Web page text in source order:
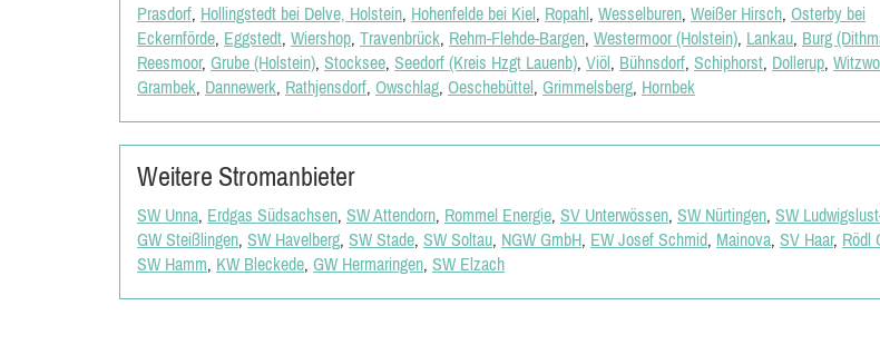
Prasdorf, Hollingstedt bei Delve, Holstein, Hohenfelde bei Kiel, Ropahl, Wesselburen, Weißer Hirsch, Osterby bei
Eckernförde, Eggstedt, Wiershop, Travenbrück, Rehm-Flehde-Bargen, Westermoor (Holstein), Lankau, Burg
Reesmoor, Grube (Holstein), Stocksee, Seedorf (Kreis Hzgt Lauenb), Viöl, Bühnsdorf, Schiphorst, Dollerup,
Grambek, Dannewerk, Rathjensdorf, Owschlag, Oeschebüttel, Grimmelsberg, Hornbek
Weitere Stromanbieter
SW Unna, Erdgas Südsachsen, SW Attendorn, Rommel Energie, SV Unterwössen, SW Nürtingen, SW
GW Steißlingen, SW Havelberg, SW Stade, SW Soltau, NGW GmbH, EW Josef Schmid, Mainova, SV Haar, Rödl
SW Hamm, KW Bleckede, GW Hermaringen, SW Elzach